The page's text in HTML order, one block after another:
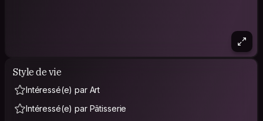
Style de vie
Intéressé(e) par Art
Intéressé(e) par Pâtisserie